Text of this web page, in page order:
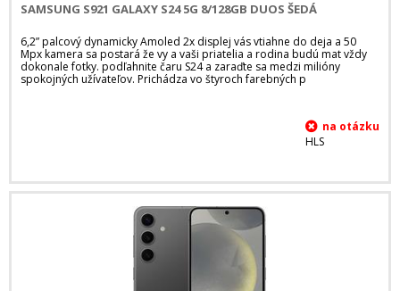
SAMSUNG S921 GALAXY S24 5G 8/128GB DUOS ŠEDÁ
6,2” palcový dynamicky Amoled 2x displej vás vtiahne do deja a 50
Mpx kamera sa postará že vy a vaši priatelia a rodina budú mat vždy
dokonale fotky. podľahnite čaru S24 a zaraďte sa medzi milióny
spokojných užívateľov. Prichádza vo štyroch farebných p
HLS